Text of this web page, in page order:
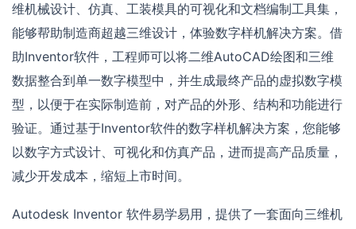
维机械设计、仿真、工装模具的可视化和文档编制工具集，
能够帮助制造商超越三维设计，体验数字样机解决方案。借
助Inventor软件，工程师可以将二维AutoCAD绘图和三维
数据整合到单一数字模型中，并生成最终产品的虚拟数字模
型，以便于在实际制造前，对产品的外形、结构和功能进行
验证。通过基于Inventor软件的数字样机解决方案，您能够
以数字方式设计、可视化和仿真产品，进而提高产品质量，
减少开发成本，缩短上市时间。
Autodesk Inventor 软件易学易用，提供了一套面向三维机